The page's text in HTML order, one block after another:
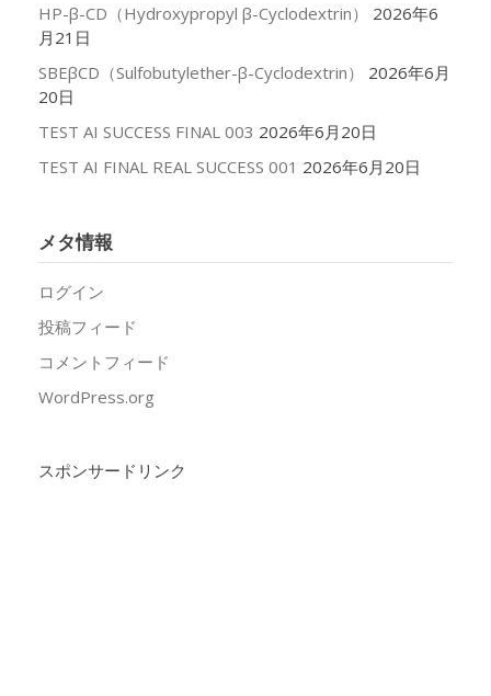
HP-β-CD（Hydroxypropyl β-Cyclodextrin）
2026年6
月21日
SBEβCD（Sulfobutylether-β-Cyclodextrin）
2026年6月
20日
TEST AI SUCCESS FINAL 003 2026年6月20日
TEST AI FINAL REAL SUCCESS 001 2026年6月20日
メタ情報
ログイン
投稿フィード
コメントフィード
WordPress.org
スポンサードリンク